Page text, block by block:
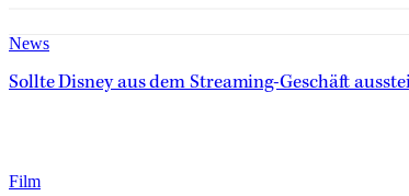
News
Sollte Disney aus dem Streaming-Geschäft
Film